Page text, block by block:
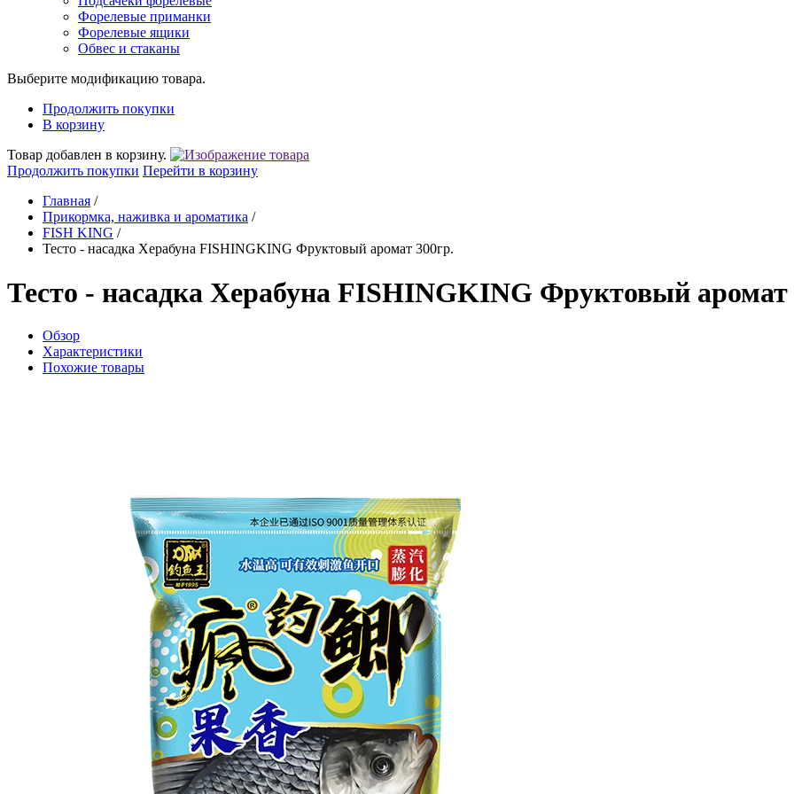
Форелевые приманки
Форелевые ящики
Обвес и стаканы
Выберите модификацию товара.
Продолжить покупки
В корзину
Товар добавлен в корзину.
Продолжить покупки Перейти в корзину
Главная /
Прикормка, наживка и ароматика /
FISH KING /
Тесто - насадка Херабуна FISHINGKING Фруктовый аромат 300гр.
Тесто - насадка Херабуна FISHINGKING Фруктовый аромат
Обзор
Характеристики
Похожие товары